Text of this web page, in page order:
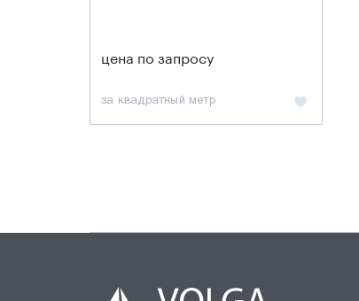
цена по запросу
за квадратный метр